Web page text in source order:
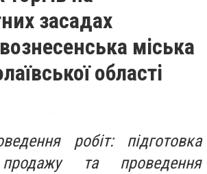
засадах
міська
області
робіт: підготовка
та проведення